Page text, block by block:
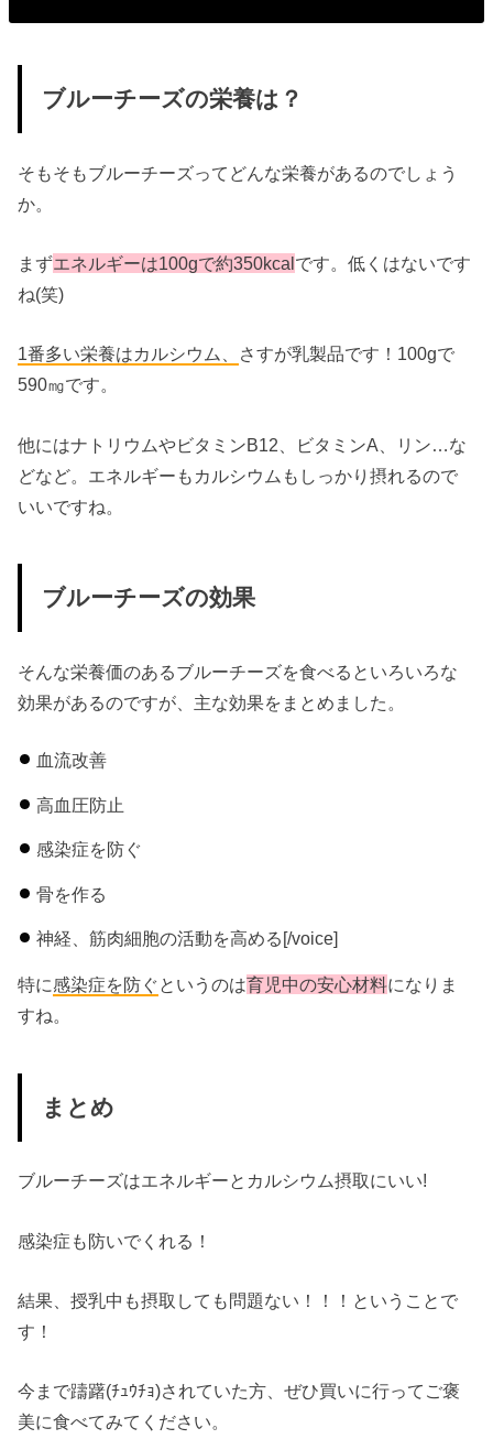
ブルーチーズの栄養は？
そもそもブルーチーズってどんな栄養があるのでしょう
か。
まずエネルギーは100gで約350kcalです。低くはないです
ね(笑)
1番多い栄養はカルシウム、 さすが乳製品です！100gで
590㎎です。
他にはナトリウムやビタミンB12、ビタミンA、リン…な
どなど。エネルギーもカルシウムもしっかり摂れるので
いいですね。
ブルーチーズの効果
そんな栄養価のあるブルーチーズを食べるといろいろな
効果があるのですが、主な効果をまとめました。
血流改善
高血圧防止
感染症を防ぐ
骨を作る
神経、筋肉細胞の活動を高める[/voice]
特に感染症を防ぐというのは育児中の安心材料になりま
すね。
まとめ
ブルーチーズはエネルギーとカルシウム摂取にいい!
感染症も防いでくれる！
結果、授乳中も摂取しても問題ない！！！ということで
す！
今まで躊躇(ﾁｭｳﾁｮ)されていた方、ぜひ買いに行ってご褒
美に食べてみてください。